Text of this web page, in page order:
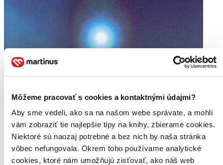
Môžeme pracovať s cookies a kontaktnými údajmi?
Aby sme vedeli, ako sa na našom webe správate, a mohli
vám zobraziť tie najlepšie tipy na knihy, zbierame cookies.
Niektoré sú naozaj potrebné a bez nich by naša stránka
vôbec nefungovala. Okrem toho používame analytické
cookies, ktoré nám umožňujú zisťovať, ako náš web